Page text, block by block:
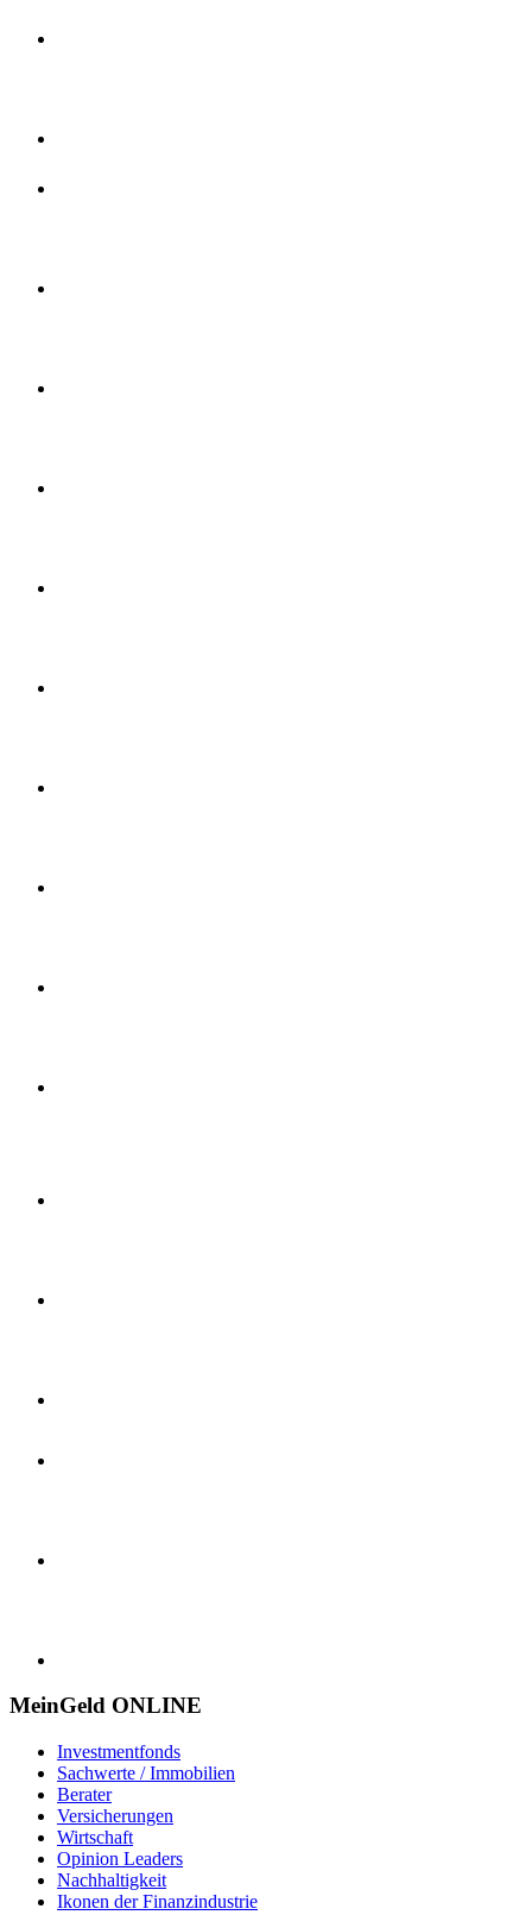
MeinGeld ONLINE
Investmentfonds
Sachwerte / Immobilien
Berater
Versicherungen
Wirtschaft
Opinion Leaders
Nachhaltigkeit
Ikonen der Finanzindustrie